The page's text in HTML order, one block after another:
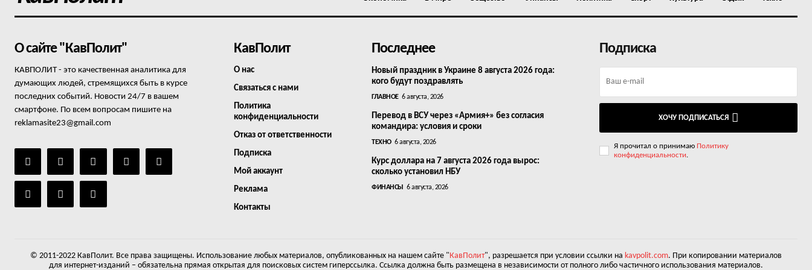
О сайте "КавПолит"
КАВПОЛИТ - это качественная аналитика для
думающих людей, стремящихся быть в курсе
последних событий. Новости 24/7 в вашем
смартфоне. По всем вопросам пишите на
reklamasite23@gmail.com
КавПолит
О нас
Связаться с нами
Политика
конфиденциальности
Отказ от ответственности
Подписка
Мой аккаунт
Реклама
Контакты
Последнее
Новый праздник в Украине 8 августа 2026 года:
кого будут поздравлять
ГЛАВНОЕ 6 августа, 2026
Перевод в ВСУ через «Армия+» без согласия
командира: условия и сроки
ТЕХНО 6 августа, 2026
Курс доллара на 7 августа 2026 года вырос:
сколько установил НБУ
ФИНАНСЫ 6 августа, 2026
Подписка
ХОЧУ ПОДПИСАТЬСЯ
Я прочитал о принимаю Политику
конфиденциальности.
© 2011-2022 КавПолит. Все права защищены. Использование любых материалов, опубликованных на нашем сайте " КавПолит", разрешается при условии ссылки на kavpolit.com. При копировании материалов
для интернет-изданий – обязательна прямая открытая для поисковых систем гиперссылка. Ссылка должна быть размещена в независимости от полного либо частичного использования материалов.